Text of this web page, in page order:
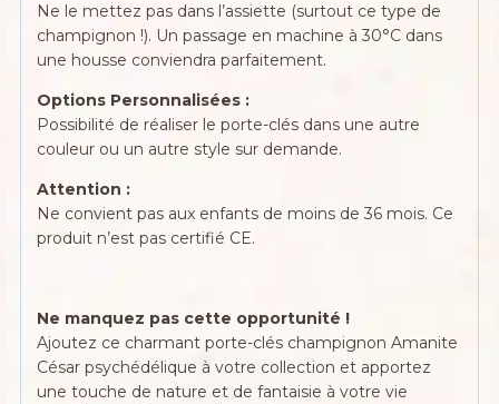
Ne le mettez pas dans l’assiette (surtout ce type de
champignon !). Un passage en machine à 30°C dans
une housse conviendra parfaitement.
Options Personnalisées :
Possibilité de réaliser le porte-clés dans une autre
couleur ou un autre style sur demande.
Attention :
Ne convient pas aux enfants de moins de 36 mois. Ce
produit n’est pas certifié CE.
Ne manquez pas cette opportunité !
Ajoutez ce charmant porte-clés champignon Amanite
César psychédélique à votre collection et apportez
une touche de nature et de fantaisie à votre vie